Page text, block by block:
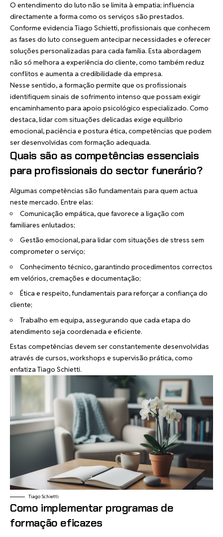
O entendimento do luto não se limita à empatia; influencia
directamente a forma como os serviços são prestados.
Conforme evidencia Tiago Schietti, profissionais que conhecem
as fases do luto conseguem antecipar necessidades e oferecer
soluções personalizadas para cada família. Esta abordagem
não só melhora a experiência do cliente, como também reduz
conflitos e aumenta a credibilidade da empresa.
Nesse sentido, a formação permite que os profissionais
identifiquem sinais de sofrimento intenso que possam exigir
encaminhamento para apoio psicológico especializado. Como
destaca, lidar com situações delicadas exige equilíbrio
emocional, paciência e postura ética, competências que podem
ser desenvolvidas com formação adequada.
Quais são as competências essenciais
para profissionais do sector funerário?
Algumas competências são fundamentais para quem actua
neste mercado. Entre elas:
Comunicação empática, que favorece a ligação com
familiares enlutados;
Gestão emocional, para lidar com situações de stress sem
comprometer o serviço;
Conhecimento técnico, garantindo procedimentos correctos
em velórios, cremações e documentação;
Ética e respeito, fundamentais para reforçar a confiança do
cliente;
Trabalho em equipa, assegurando que cada etapa do
atendimento seja coordenada e eficiente.
Estas competências devem ser constantemente desenvolvidas
através de cursos, workshops e supervisão prática, como
enfatiza Tiago Schietti.
Tiago Schietti
Como implementar programas de
formação eficazes